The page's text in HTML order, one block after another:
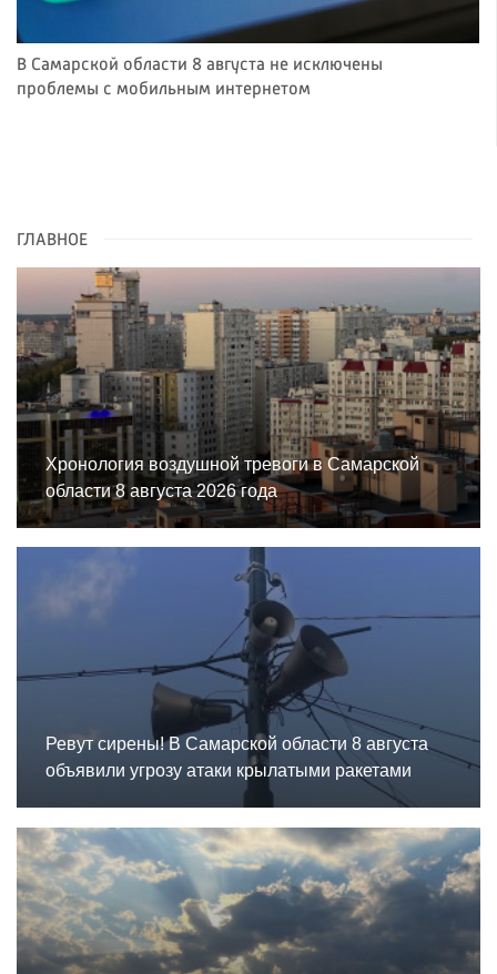
В Самарской области 8 августа не исключены
проблемы с мобильным интернетом
ГЛАВНОЕ
Хронология воздушной тревоги в Самарской
области 8 августа 2026 года
Ревут сирены! В Самарской области 8 августа
объявили угрозу атаки крылатыми ракетами